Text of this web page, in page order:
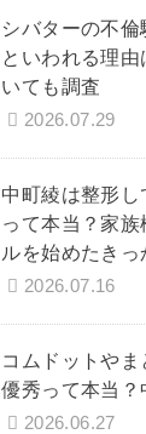
シバターの不
といわれる理
いても調査
2026.07.29
中町綾は整形
って本当？家
ルを始めたきっ
2026.07.16
コムドットやま
優秀って本当？
2026.06.27